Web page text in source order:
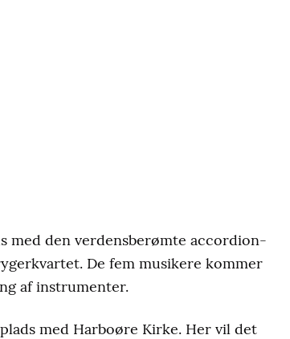
med den verdensberømte accordion-
De fem musikere kommer
af instrumenter.
med Harboøre Kirke. Her vil det